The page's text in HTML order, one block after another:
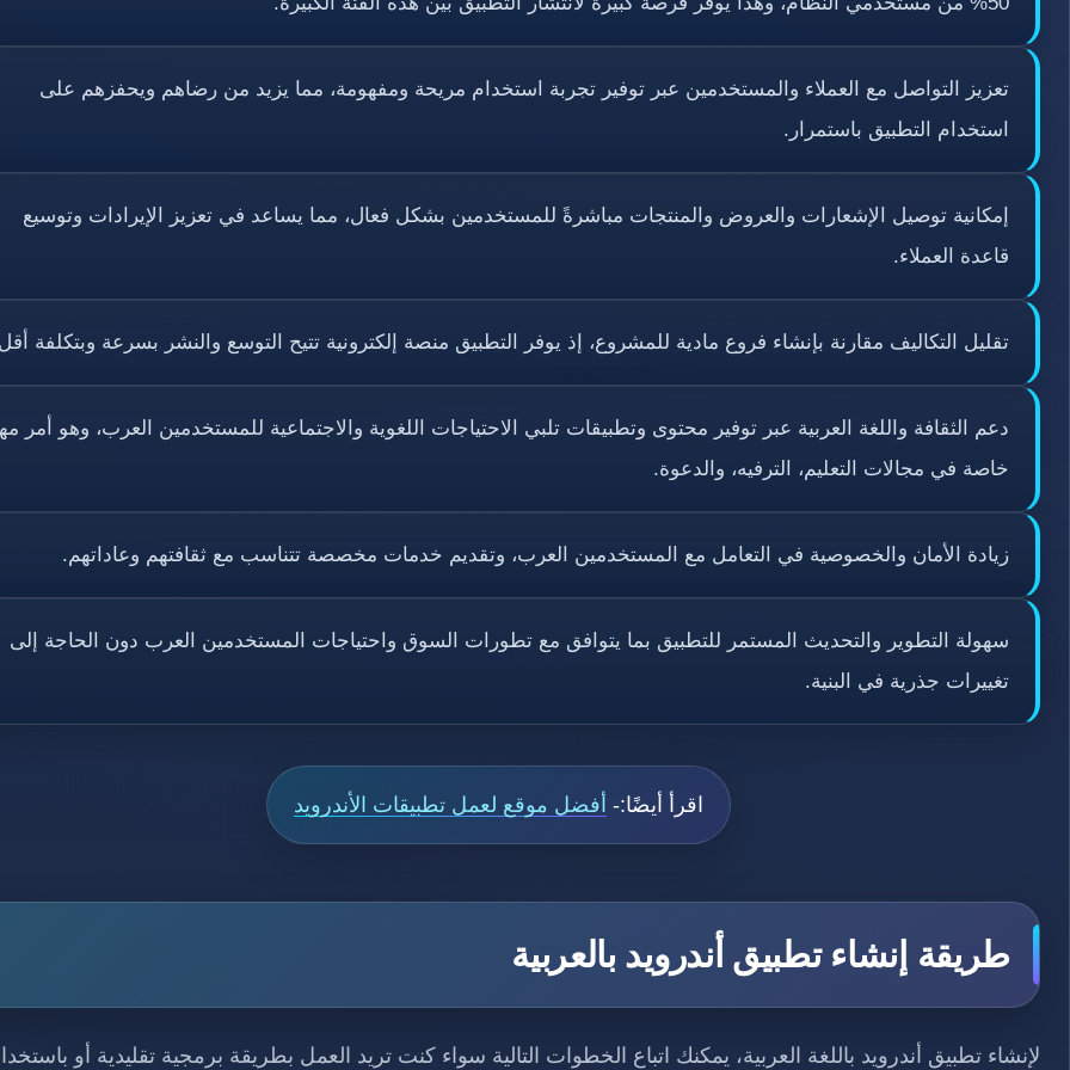
تعزيز التواصل مع العملاء والمستخدمين عبر توفير تجربة استخدام مريحة ومفهومة، مما يزيد من رضاهم ويحفزهم على
استخدام التطبيق باستمرار.
إمكانية توصيل الإشعارات والعروض والمنتجات مباشرةً للمستخدمين بشكل فعال، مما يساعد في تعزيز الإيرادات وتوسيع
قاعدة العملاء.
تقليل التكاليف مقارنة بإنشاء فروع مادية للمشروع، إذ يوفر التطبيق منصة إلكترونية تتيح التوسع والنشر بسرعة وبتكلفة
دعم الثقافة واللغة العربية عبر توفير محتوى وتطبيقات تلبي الاحتياجات اللغوية والاجتماعية للمستخدمين العرب، وهو أمر
خاصة في مجالات التعليم، الترفيه، والدعوة.
زيادة الأمان والخصوصية في التعامل مع المستخدمين العرب، وتقديم خدمات مخصصة تتناسب مع ثقافتهم وعاداتهم.
سهولة التطوير والتحديث المستمر للتطبيق بما يتوافق مع تطورات السوق واحتياجات المستخدمين العرب دون الحاجة إلى
تغييرات جذرية في البنية.
اقرأ أيضًا:- أفضل موقع لعمل تطبيقات الأندرويد
طريقة إنشاء تطبيق أندرويد بالعربية
لإنشاء تطبيق أندرويد باللغة العربية، يمكنك اتباع الخطوات التالية سواء كنت تريد العمل بطريقة برمجية تقليدية أو